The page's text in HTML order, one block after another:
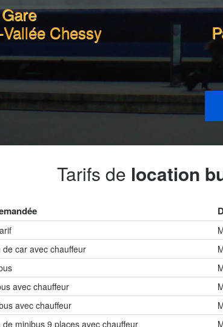
Gare
Chessy
Tarifs de location
de car avec chauffeur
avec chauffeur
avec chauffeur
de minibus 9 places avec chauffeur